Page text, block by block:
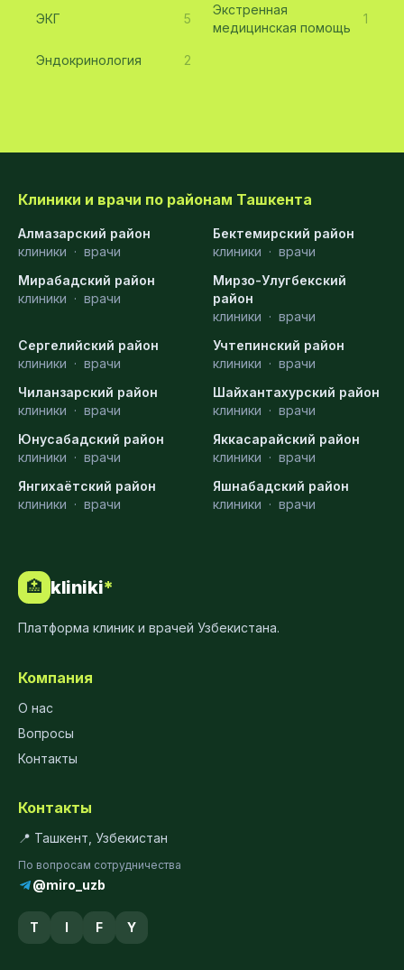
ЭКГ 5
Экстренная
медицинская помощь
1
Эндокринология 2
Клиники и врачи по районам Ташкента
Алмазарский район
клиники · врачи
Бектемирский район
клиники · врачи
Мирабадский район
клиники · врачи
Мирзо-Улугбекский
район
клиники · врачи
Сергелийский район
клиники · врачи
Учтепинский район
клиники · врачи
Чиланзарский район
клиники · врачи
Шайхантахурский район
клиники · врачи
Юнусабадский район
клиники · врачи
Яккасарайский район
клиники · врачи
Янгихаётский район
клиники · врачи
Яшнабадский район
клиники · врачи
🏥 kliniki*
Платформа клиник и врачей Узбекистана.
Компания
О нас
Вопросы
Контакты
Контакты
📍 Ташкент, Узбекистан
По вопросам сотрудничества
@miro_uzb
T I F Y